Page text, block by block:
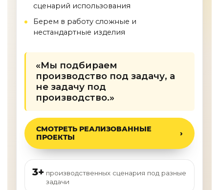
сценарий использования
Берем в работу сложные и
нестандартные изделия
«Мы подбираем
производство под задачу, а
не задачу под
производство.»
СМОТРЕТЬ РЕАЛИЗОВАННЫЕ
ПРОЕКТЫ
3+ производственных сценария под разные
задачи